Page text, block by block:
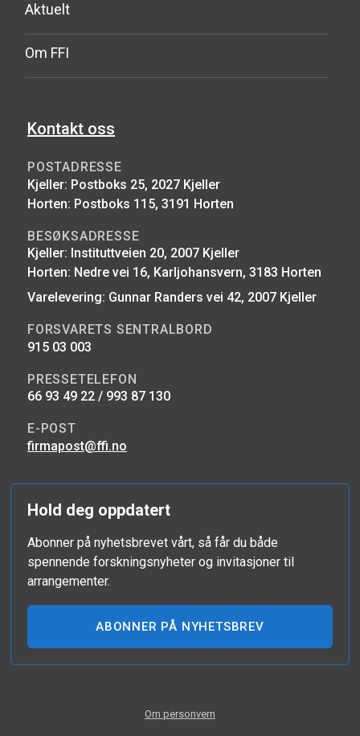
Aktuelt
Om FFI
Kontakt oss
POSTADRESSE
Kjeller: Postboks 25, 2027 Kjeller
Horten: Postboks 115, 3191 Horten
BESØKSADRESSE
Kjeller: Instituttveien 20, 2007 Kjeller
Horten: Nedre vei 16, Karljohansvern, 3183 Horten
Varelevering: Gunnar Randers vei 42, 2007 Kjeller
FORSVARETS SENTRALBORD
915 03 003
PRESSETELEFON
66 93 49 22 / 993 87 130
E-POST
firmapost@ffi.no
Hold deg oppdatert
Abonner på nyhetsbrevet vårt, så får du både
spennende forskningsnyheter og invitasjoner til
arrangementer.
ABONNER PÅ NYHETSBREV
Om personvern